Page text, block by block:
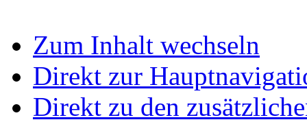
Zum Inhalt wechseln
Direkt zur
Direkt zu den